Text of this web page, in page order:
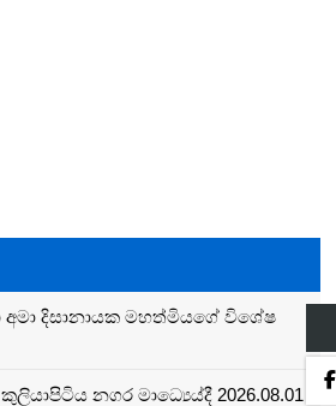
අමා දිසානායක මහත්මියගේ විශේෂ‍
නගර මාධ්‍යෙය්දී 2026.08.01